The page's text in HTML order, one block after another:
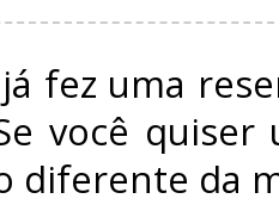
fez uma
você
diferente da